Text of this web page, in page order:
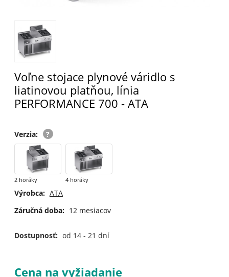
Voľne stojace plynové váridlo s
liatinovou platňou, línia
PERFORMANCE 700 - ATA
Verzia:
2 horáky 4 horáky
Výrobca: ATA
Záručná doba: 12 mesiacov
Dostupnosť: od 14 - 21 dní
Cena na vyžiadanie